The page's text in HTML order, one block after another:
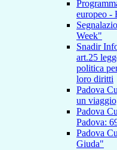
europeo -
Week"
Snadir
art.25
politica
loro diritti
Padova
un
Padova
Padova:
Padova
Giuda"